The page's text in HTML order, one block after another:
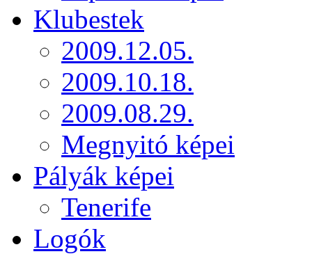
Klubestek
2009.12.05.
2009.10.18.
2009.08.29.
Megnyitó képei
Pályák képei
Tenerife
Logók